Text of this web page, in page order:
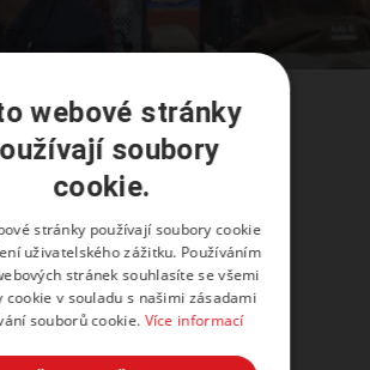
údajů
webové stránky
soubory
cookie.
stránky používají soubory cookie
uživatelského zážitku. Používáním
stránek souhlasíte se všemi
cookie v souladu s našimi zásadami
souborů cookie. Více informací